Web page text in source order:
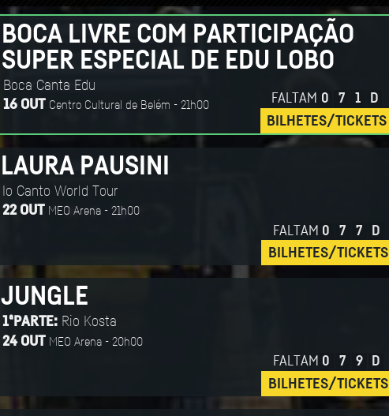
BOCA LIVRE COM PARTICIPAÇÃO
SUPER ESPECIAL DE EDU LOBO
Boca Canta Edu
16 OUT Centro Cultural de Belém - 21h00 FALTAM 0 7 1 D
BILHETES/TICKETS
LAURA PAUSINI
Io Canto World Tour
22 OUT MEO Arena - 21h00
FALTAM 0 7 7 D
BILHETES/TICKETS
JUNGLE
1ªPARTE: Rio Kosta
24 OUT MEO Arena - 20h00
FALTAM 0 7 9 D
BILHETES/TICKETS